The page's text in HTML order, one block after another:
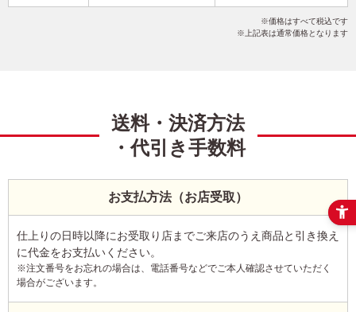
おしゃれ シンプル Happy New Year こだわりデザイン
価格はすべて税込です
上記表は通常価格となります
送料・決済方法
・代引き手数料
お支払方法（お店受取）
仕上りの日時以降にお受取り店までご来店のうえ商品と引き換え
に代金をお支払いください。
※注文番号をお忘れの場合は、電話番号などでご本人確認させていただく
場合がございます。